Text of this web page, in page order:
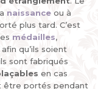
naissance ou à
plus tard. C’est
médailles,
afin qu’ils soient
sont fabriqués
en cas
être portés pendant